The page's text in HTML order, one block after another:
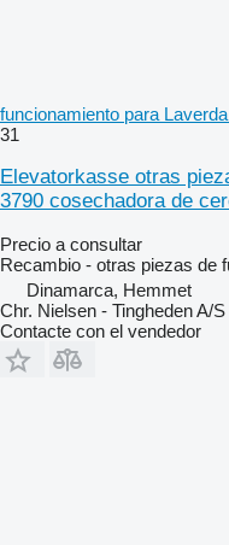
funcionamiento para
31
Elevatorkasse otras
3790 cosechadora de
Precio a consultar
Recambio - otras piezas de
Dinamarca, Hemmet
Chr. Nielsen - Tingheden A/S
Contacte con el vendedor